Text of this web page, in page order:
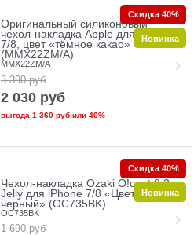
Оригинальный силиконовый
чехол-накладка Apple для iPhone
7/8, цвет «тёмное какао»
(MMX22ZM/A)
MMX22ZM/A
3 390 руб
2 030 руб
выгода 1 360 рубили 40%
Скидка 40%
Новинка
Чехол-накладка Ozaki O!coat 0.3
Jelly для iPhone 7/8 «Цвет:
черный» (OC735BK)
OC735BK
1 690 руб
Скидка 40%
Новинка